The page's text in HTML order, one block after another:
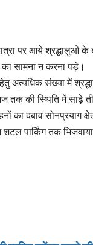
पर आये श्रद्धालुओं
का सामना न करना पड़े।
अत्यधिक संख्या में
की स्थिति में साढ़े
का दबाव
शटल पार्किंग तक